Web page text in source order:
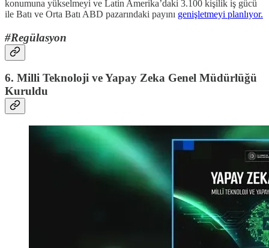
konumuna yükselmeyi ve Latin Amerika’daki 3.100 kişilik iş gücü
ile Batı ve Orta Batı ABD pazarındaki payını genişletmeyi planlıyor.
#Regülasyon
6. Milli Teknoloji ve Yapay Zeka Genel Müdürlüğü
Kuruldu